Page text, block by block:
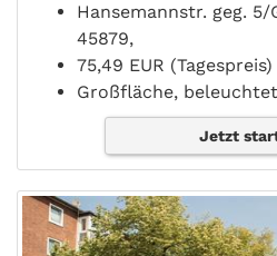
Hansemannstr. geg.
45879,
75,49 EUR (Tagespreis)
Großfläche, beleuchtet
Jetzt